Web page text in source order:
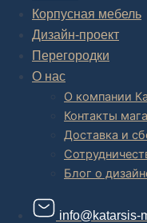
Корпусная мебель
Дизайн-проект
Перегородки
О нас
О компании
Контакты
Доставка и
Блог о
info@katarsis-
В салоне мебелии
есть и готовые товары,
корпусная мебель на